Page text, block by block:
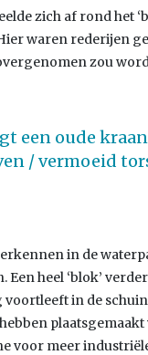
zich af rond het
waren rederijen
zou
een oude
/ vermoeid
in de
Een heel ‘blok’
in de
voor meer